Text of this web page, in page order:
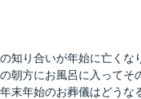
知り合いが年始に亡くな
朝方にお風呂に入ってそ
末年始のお葬儀はどうな